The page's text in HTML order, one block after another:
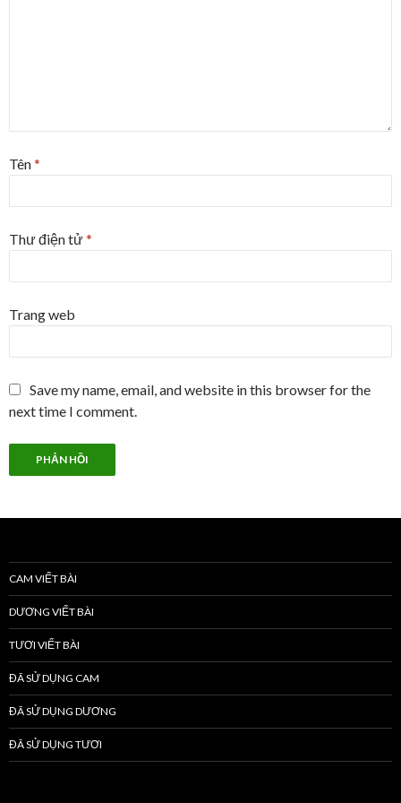
Tên*
Thư điện tử*
Trang web
Save my name, email, and website in this browser for the
next time I comment.
CAM VIẾT BÀI
DƯƠNG VIẾT BÀI
TƯƠI VIẾT BÀI
ĐÃ SỬ DỤNG CAM
ĐÃ SỬ DỤNG DƯƠNG
ĐÃ SỬ DỤNG TƯƠI